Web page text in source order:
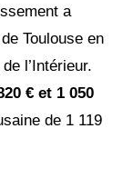
a
Toulouse en
l’Intérieur.
€ et 1 050
de 1 119